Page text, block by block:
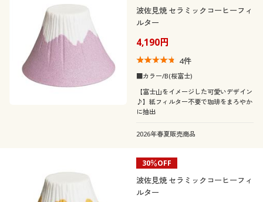
波佐見焼 セラミックコーヒーフィ
ルター
4,190円
4件
■カラー/B(桜富士)
【富士山をイメージした可愛いデザイン
♪】紙フィルター不要で珈琲をまろやか
に抽出
2026年春夏販売商品
30％OFF
波佐見焼 セラミックコーヒーフィ
ルター